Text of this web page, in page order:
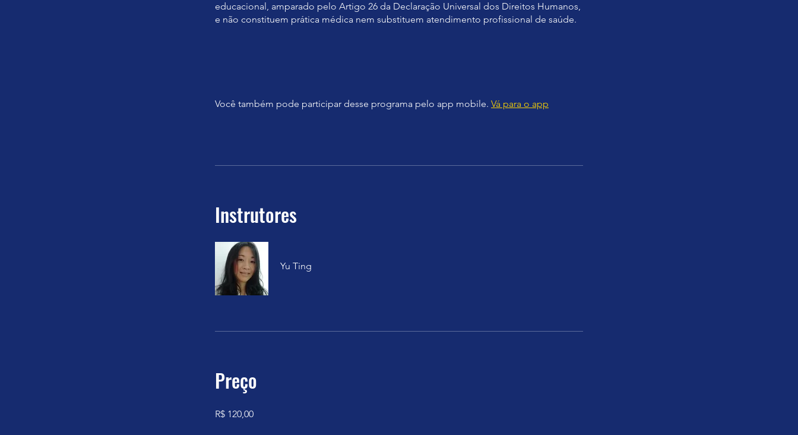
educacional, amparado pelo Artigo 26 da Declaração Universal dos Direitos Humanos,
e não constituem prática médica nem substituem atendimento profissional de saúde.
Você também pode participar desse programa pelo app mobile. Vá para o app
Instrutores
Yu Ting
Preço
R$ 120,00